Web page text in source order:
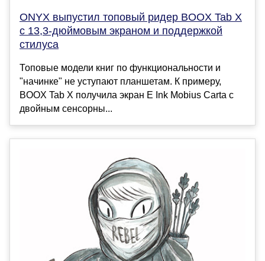
ONYX выпустил топовый ридер BOOX Tab X
с 13,3-дюймовым экраном и поддержкой
стилуса
Топовые модели книг по функциональности и
"начинке" не уступают планшетам. К примеру,
BOOX Tab X получила экран E Ink Mobius Carta с
двойным сенсорны...